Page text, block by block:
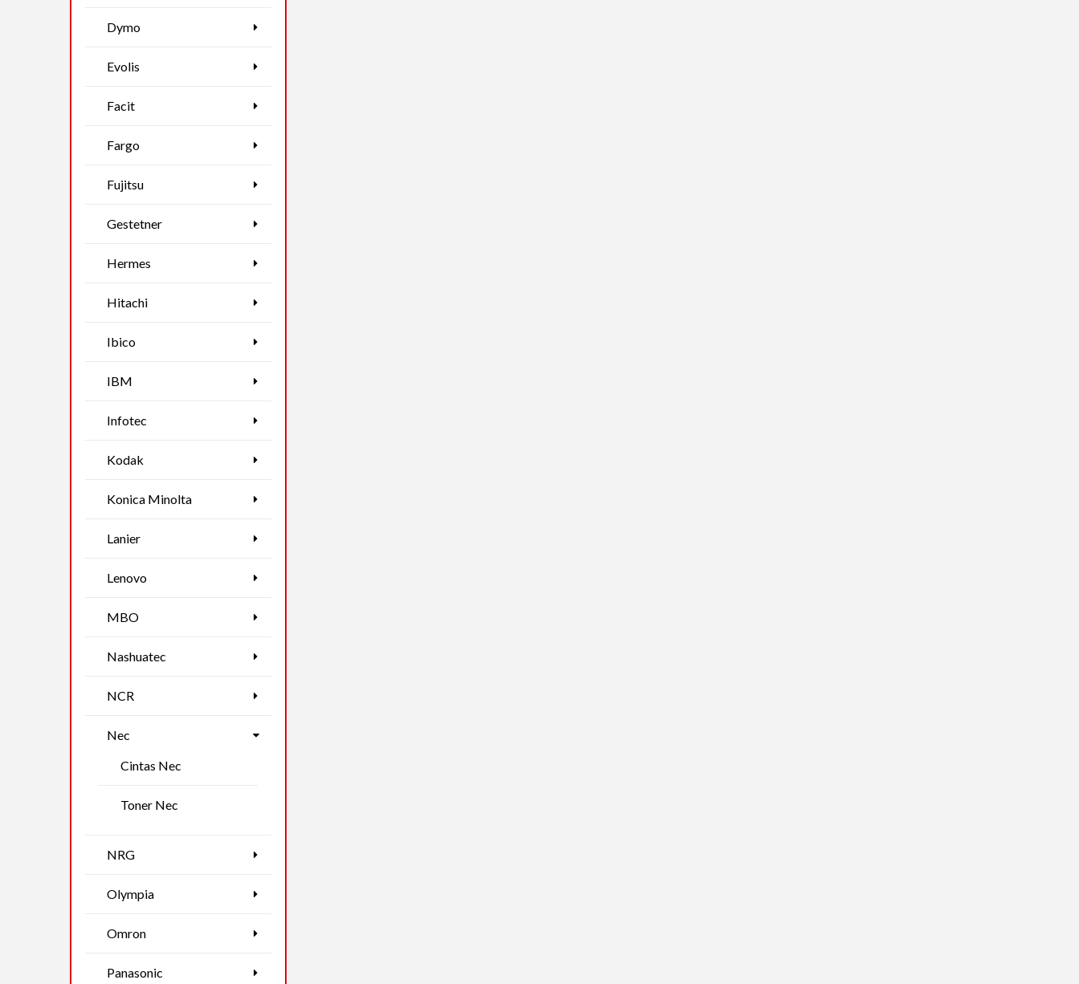
Dymo
Evolis
Facit
Fargo
Fujitsu
Gestetner
Hermes
Hitachi
Ibico
IBM
Infotec
Kodak
Konica Minolta
Lanier
Lenovo
MBO
Nashuatec
NCR
Nec
Cintas Nec
Toner Nec
NRG
Olympia
Omron
Panasonic